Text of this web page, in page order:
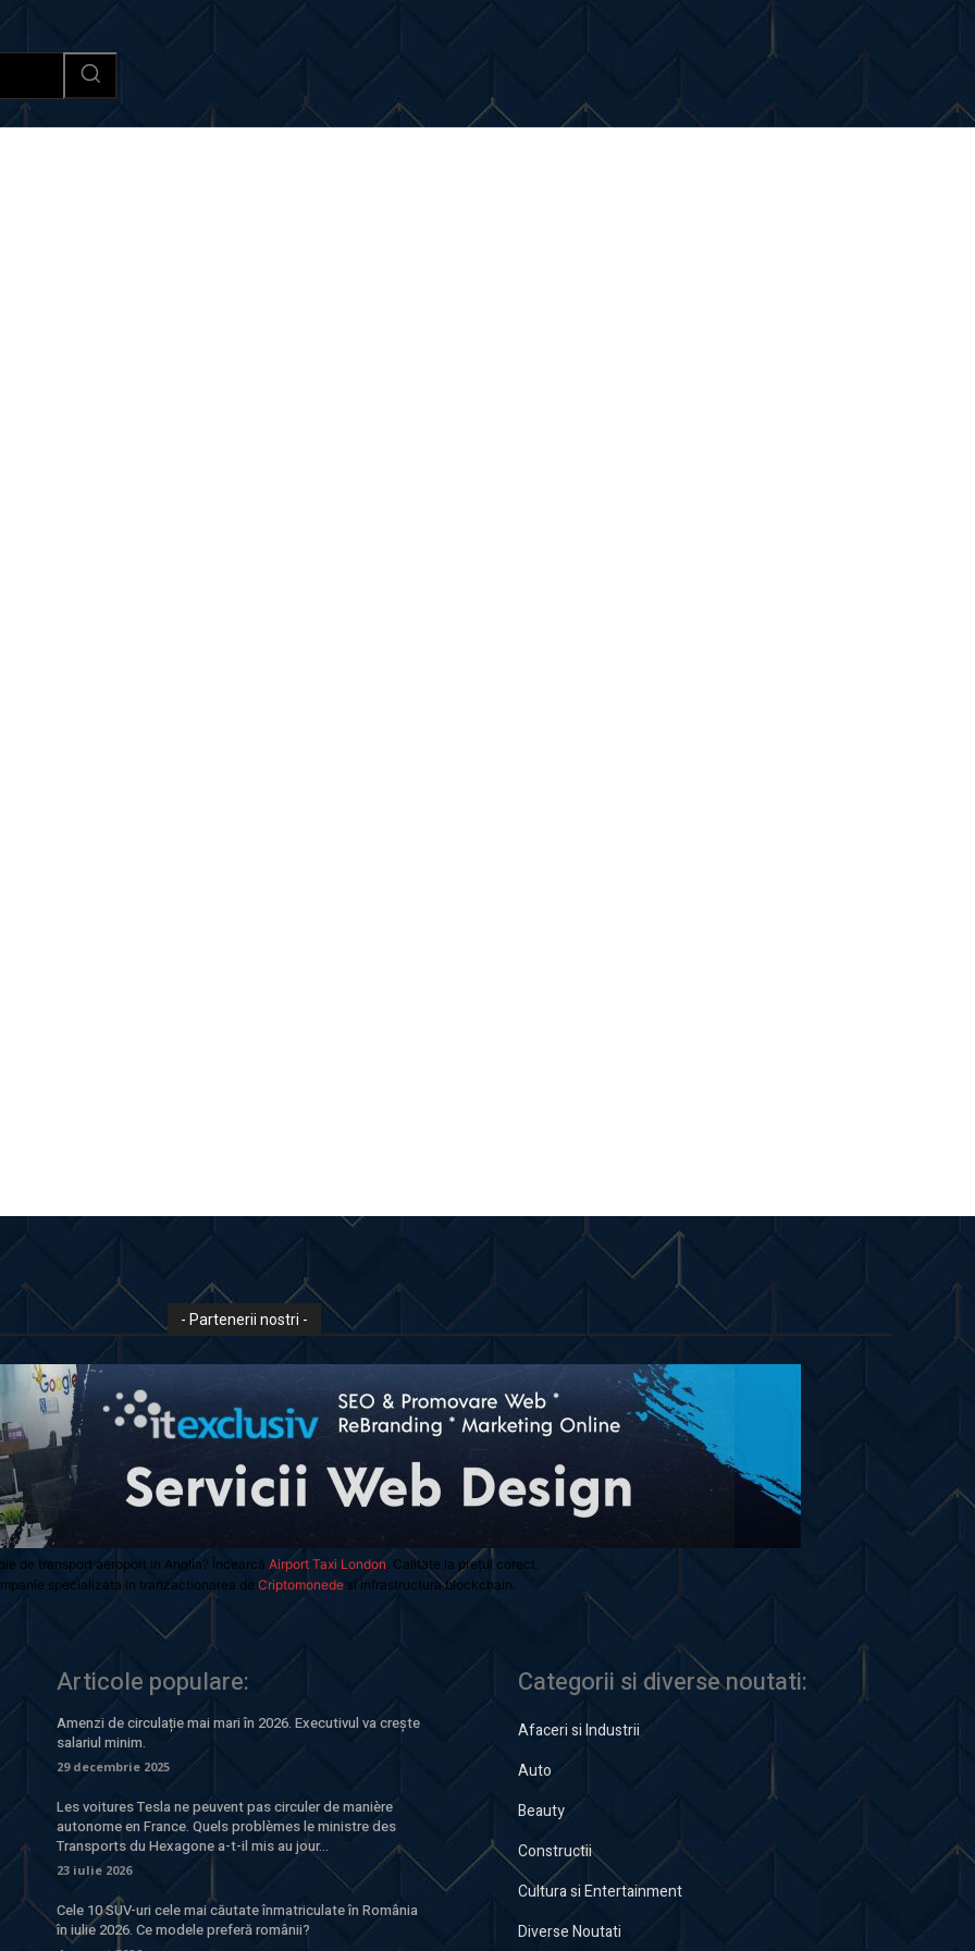
- Partenerii nostri -
de transport aeroport in Anglia? Încearcă Airport Taxi London. Calitate la prețul corect.
specializata in tranzactionarea de Criptomonedesi infrastructura blockchain.
Articole populare:
Amenzi de circulație mai mari în 2026. Executivul va crește
salariul minim.
29 decembrie 2025
Les voitures Tesla ne peuvent pas circuler de manière
autonome en France. Quels problèmes le ministre des
Transports du Hexagone a-t-il mis au jour...
23 iulie 2026
Cele 10 SUV-uri cele mai căutate înmatriculate în România
în iulie 2026. Ce modele preferă românii?
Categorii si diverse noutati:
Afaceri si Industrii
Auto
Beauty
Constructii
Cultura si Entertainment
Diverse Noutati